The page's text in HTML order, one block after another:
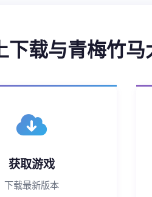
下载与青梅竹
获取游戏
下载最新版本